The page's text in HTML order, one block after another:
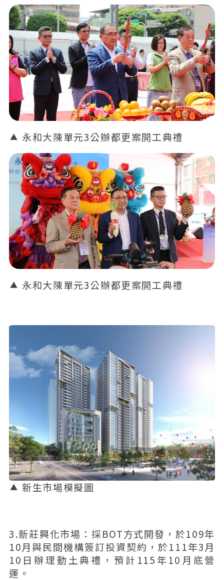
永和大陳單元3公辦都更案開工典禮
永和大陳單元3公辦都更案開工典禮
新生市場模擬圖
3.新莊興化市場：採BOT方式開發，於109年
10月與民間機構簽訂投資契約，於111年3月
10日辦理動土典禮，預計115年10月底營
運。